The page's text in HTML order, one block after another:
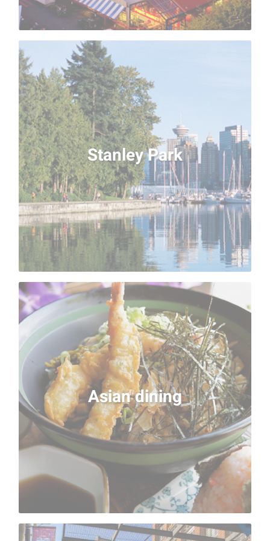
Stanley Park
Stanley Park
Ce parc de près de 1000 acres à l'extrémité du «
pouce » de Vancouver est l’une des attractions
préférées des locaux. Vous pouvez facilement
passer plus d'une journée à Stanley Park sans
pouvoir voir tout ce que cet oasis urbain a à offrir.
A ne pas rater : la promenade sur la digue de près
de 20 milles de long qui borde le secteur riverain de
Vancouver, accessible à pied ou en vélo. Surtout,
n’oubliez pas la photo souvenir de votre séjour
linguistique !
Asian dining
Asian dining
L’offre culinaire asiatique, pour des raisons
historiques, est la plus riche du monde à
Vancouver, juste après le continent lui-même.
Choisissez la cuisine que vous préférez, ou
essayez-les toutes, mais surtout ne passez pas à
côté ! Chez LEA, quand on est à Vancouver, on ne
sait jamais où donner de la tête - mais on
commence toujours par Kingyo Izakaya !